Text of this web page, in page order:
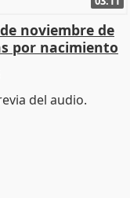
noviembre de
por nacimiento